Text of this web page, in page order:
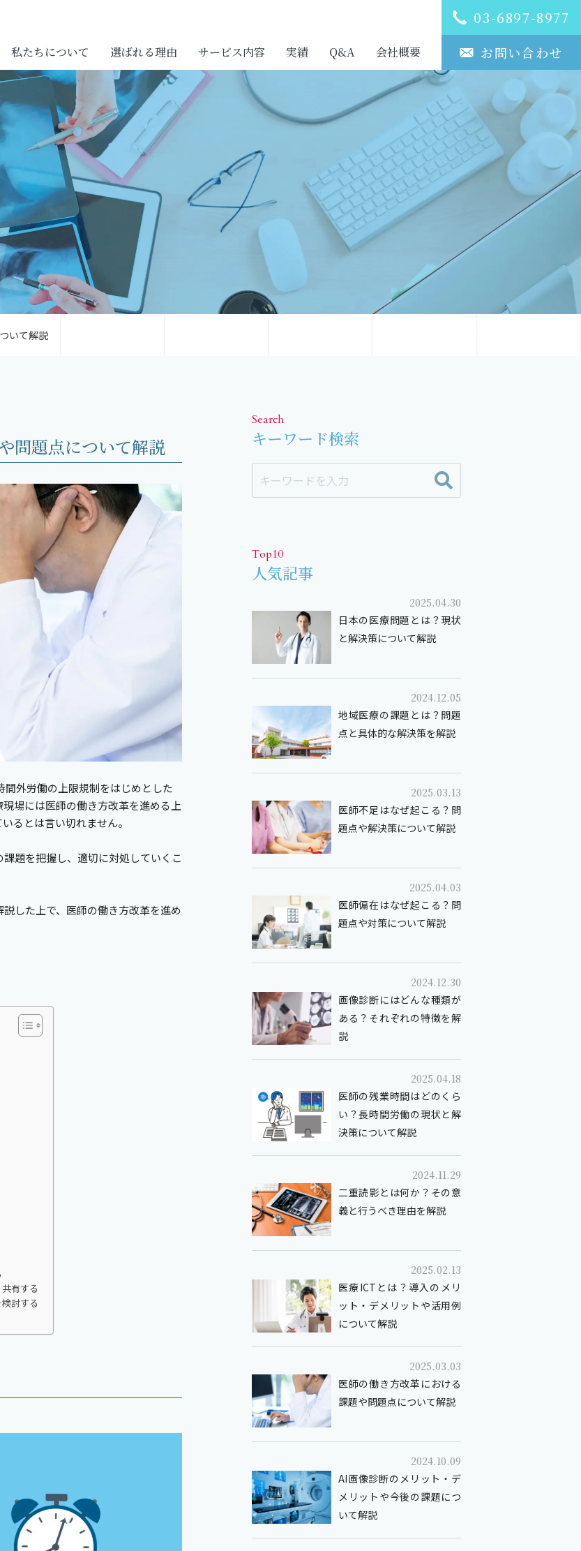
私たちについて 選ばれる理由 サービス内容 実績 Q&A 会社概要
03-6897-8977
お問い合わせ
いて解説
問題点について解説
外労働の上限規制をはじめとした
場には医師の働き方改革を進める上
るとは言い切れません。
題を把握し、適切に対処していくこ
した上で、医師の働き方改革を進め
有する
討する
Search
キーワード検索
Top10
人気記事
2025.04.30
日本の医療問題とは？現状
と解決策について解説
2024.12.05
地域医療の課題とは？問題
点と具体的な解決策を解説
2025.03.13
医師不足はなぜ起こる？問
題点や解決策について解説
2025.04.03
医師偏在はなぜ起こる？問
題点や対策について解説
2024.12.30
画像診断にはどんな種類が
ある？それぞれの特徴を解
説
2025.04.18
医師の残業時間はどのくら
い？長時間労働の現状と解
決策について解説
2024.11.29
二重読影とは何か？その意
義と行うべき理由を解説
2025.02.13
医療ICTとは？導入のメリ
ット・デメリットや活用例
について解説
2025.03.03
医師の働き方改革における
課題や問題点について解説
2024.10.09
AI画像診断のメリット・デ
メリットや今後の課題につ
いて解説